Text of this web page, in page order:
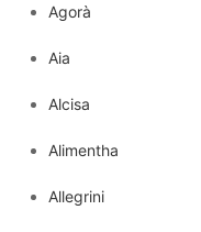
Agorà
Aia
Alcisa
Alimentha
Allegrini